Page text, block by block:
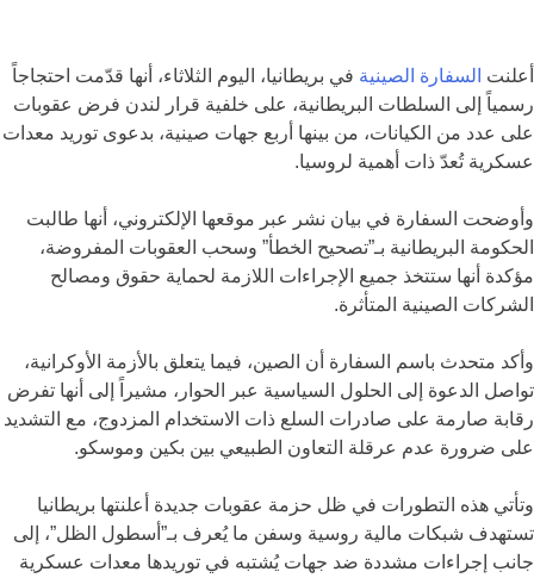
أعلنت السفارة الصينية في بريطانيا، اليوم الثلاثاء، أنها قدّمت احتجاجاً
رسمياً إلى السلطات البريطانية، على خلفية قرار لندن فرض عقوبات
على عدد من الكيانات، من بينها أربع جهات صينية، بدعوى توريد معدات
عسكرية تُعدّ ذات أهمية لروسيا.
وأوضحت السفارة في بيان نشر عبر موقعها الإلكتروني، أنها طالبت
الحكومة البريطانية بـ”تصحيح الخطأ” وسحب العقوبات المفروضة،
مؤكدة أنها ستتخذ جميع الإجراءات اللازمة لحماية حقوق ومصالح
الشركات الصينية المتأثرة.
وأكد متحدث باسم السفارة أن الصين، فيما يتعلق بالأزمة الأوكرانية،
تواصل الدعوة إلى الحلول السياسية عبر الحوار، مشيراً إلى أنها تفرض
رقابة صارمة على صادرات السلع ذات الاستخدام المزدوج، مع التشديد
على ضرورة عدم عرقلة التعاون الطبيعي بين بكين وموسكو.
وتأتي هذه التطورات في ظل حزمة عقوبات جديدة أعلنتها بريطانيا
تستهدف شبكات مالية روسية وسفن ما يُعرف بـ”أسطول الظل”، إلى
جانب إجراءات مشددة ضد جهات يُشتبه في توريدها معدات عسكرية